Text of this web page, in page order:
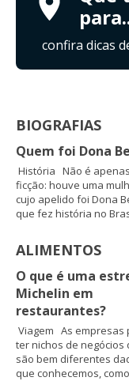
confira dicas
BIOGRAFIAS
Quem foi Dona
História Não é apenas
ficção: houve uma
cujo apelido foi Dona
que fez história no
ALIMENTOS
O que é uma
Michelin em
restaurantes?
Viagem As empresas
ter nichos de negócios
são bem diferentes
que conhecemos,